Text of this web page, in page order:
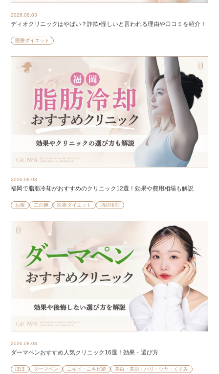
2026.08.03
ディオクリニックはやばい？詐欺•怪しいと言われる理由や口コミを紹介！
医療ダイエット
2026.08.03
福岡で脂肪冷却がおすすめのクリニック12選！効果や費用相場も解説
お腹 二の腕 医療ダイエット 脂肪冷却
2026.08.03
ダーマペンおすすめ人気クリニック16選！効果・選び方
ほほ ダーマペン ニキビ・ニキビ跡 美白・美肌・ハリ・ツヤ・くすみ